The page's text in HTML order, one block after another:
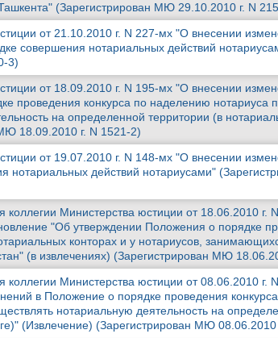
(Зарегистрирован МЮ 29.10.2010 г. N
от 21.10.2010 г. N 227-мх "О внесении
совершения нотариальных действий
3)
от 18.09.2010 г. N 195-мх "О внесении
проведения конкурса по наделению нотариуса
на определенной территории (в
18.09.2010 г. N 1521-2)
от 19.07.2010 г. N 148-мх "О внесении
нотариальных действий нотариусами"
коллегии Министерства юстиции от 18.06.2010 г.
"Об утверждении Положения о порядке
конторах и у нотариусов,
(в извлечениях) (Зарегистрирован МЮ
коллегии Министерства юстиции от 08.06.2010 г.
в Положение о порядке проведения
нотариальную деятельность на
(Извлечение) (Зарегистрирован МЮ 08.06.2010